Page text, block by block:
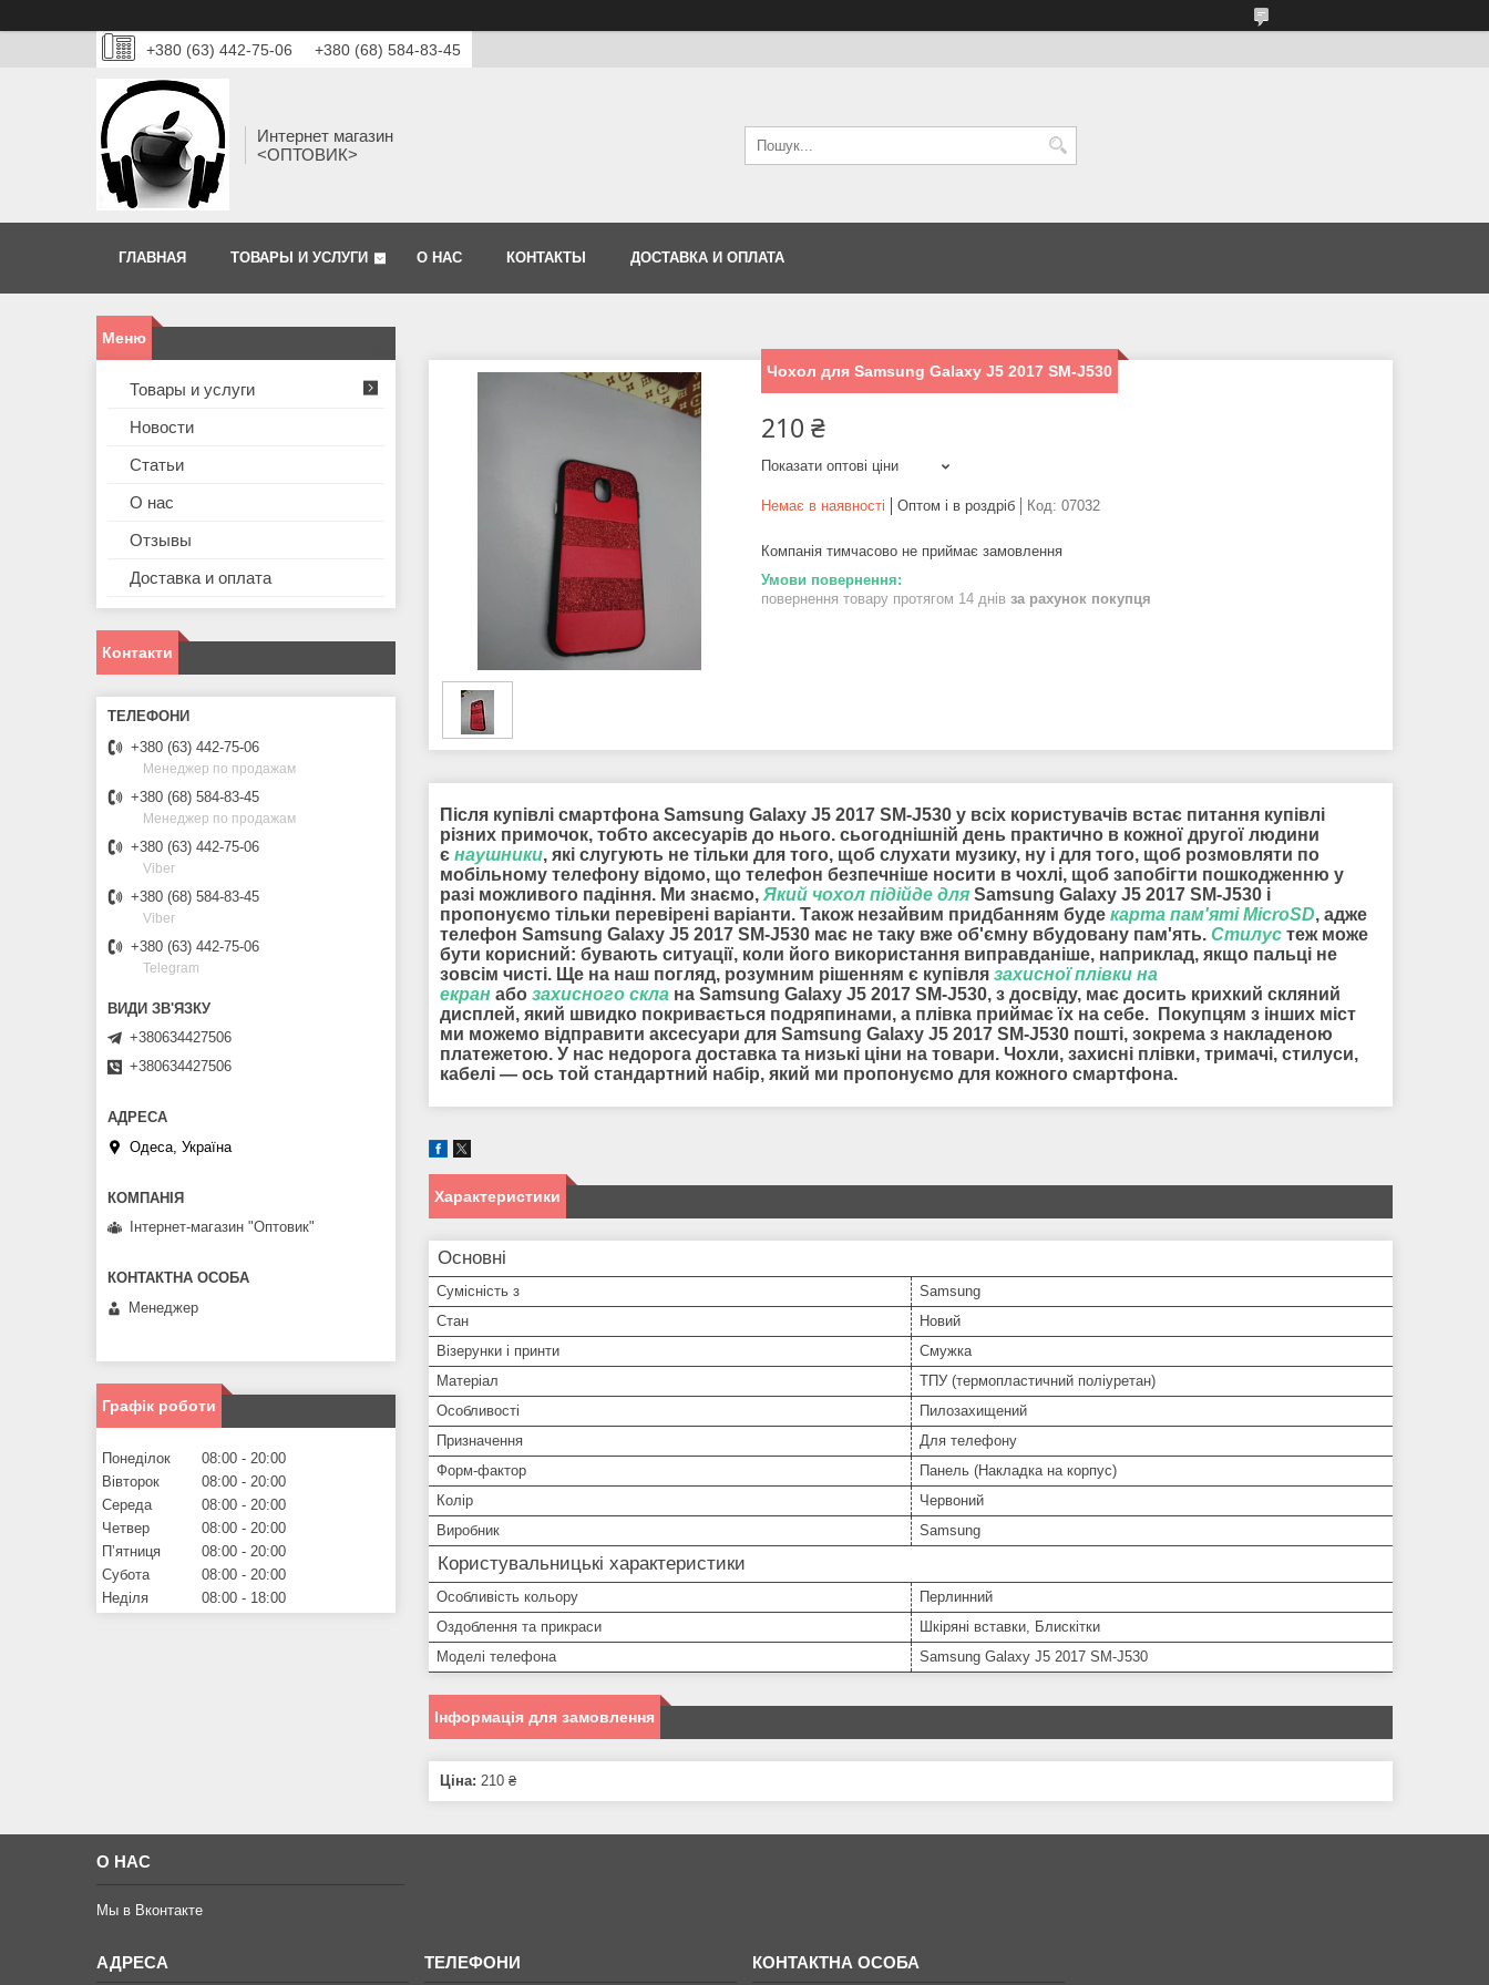
+380 (63) 442-75-06 +380 (68) 584-83-45
Интернет магазин
<ОПТОВИК>
ГЛАВНАЯ ТОВАРЫ И УСЛУГИ О НАС КОНТАКТЫ ДОСТАВКА И ОПЛАТА
Чохол для Samsung Galaxy J5 2017 SM-J530
210 ₴
Показати оптові ціни
Немає в наявності Оптом і в роздріб Код: 07032
Компанія тимчасово не приймає замовлення
повернення товару протягом 14 днів за рахунок покупця
Після купівлі смартфона Samsung Galaxy J5 2017 SM-J530 у всіх користувачів встає питання купівлі
різних примочок, тобто аксесуарів до нього. сьогоднішній день практично в кожної другої людини
є наушники, які слугують не тільки для того, щоб слухати музику, ну і для того, щоб розмовляти по
мобільному телефону відомо, що телефон безпечніше носити в чохлі, щоб запобігти пошкодженню у
разі можливого падіння. Ми знаємо, Який чохол підійде для Samsung Galaxy J5 2017 SM-J530 і
пропонуємо тільки перевірені варіанти. Також незайвим придбанням буде карта пам'яті MicroSD, адже
телефон Samsung Galaxy J5 2017 SM-J530 має не таку вже об'ємну вбудовану пам'ять. Стилус теж може
бути корисний: бувають ситуації, коли його використання виправданіше, наприклад, якщо пальці не
зовсім чисті. Ще на наш погляд, розумним рішенням є купівля захисної плівки на
екран або захисного скла на Samsung Galaxy J5 2017 SM-J530, з досвіду, має досить крихкий скляний
дисплей, який швидко покривається подряпинами, а плівка приймає їх на себе. Покупцям з інших міст
ми можемо відправити аксесуари для Samsung Galaxy J5 2017 SM-J530 пошті, зокрема з накладеною
платежетою. У нас недорога доставка та низькі ціни на товари. Чохли, захисні плівки, тримачі, стилуси,
кабелі — ось той стандартний набір, який ми пропонуємо для кожного смартфона.
Характеристики
Основні
Сумісність з
Samsung
Стан
Новий
Візерунки і принти
Смужка
Матеріал
ТПУ (термопластичний поліуретан)
Особливості
Пилозахищений
Призначення
Для телефону
Форм-фактор
Панель (Накладка на корпус)
Колір
Червоний
Виробник
Samsung
Користувальницькі характеристики
Особливість кольору
Перлинний
Оздоблення та прикраси
Шкіряні вставки, Блискітки
Моделі телефона
Samsung Galaxy J5 2017 SM-J530
Інформація для замовлення
Ціна: 210 ₴
Товары и услуги
Новости
Статьи
О нас
Отзывы
Доставка и оплата
Контакти
+380 (63) 442-75-06
Менеджер по продажам
+380 (68) 584-83-45
Менеджер по продажам
+380 (63) 442-75-06
Viber
+380 (68) 584-83-45
Viber
+380 (63) 442-75-06
Telegram
+380634427506
+380634427506
Одеса, Україна
Інтернет-магазин "Оптовик"
Менеджер
Графік роботи
Понеділок 08:00
20:00
Вівторок
08:00
20:00
Середа
08:00
20:00
Четвер
08:00
20:00
Пʼятниця
08:00
20:00
Субота
08:00
20:00
Неділя
08:00 18:00
О НАС
Мы в Вконтакте